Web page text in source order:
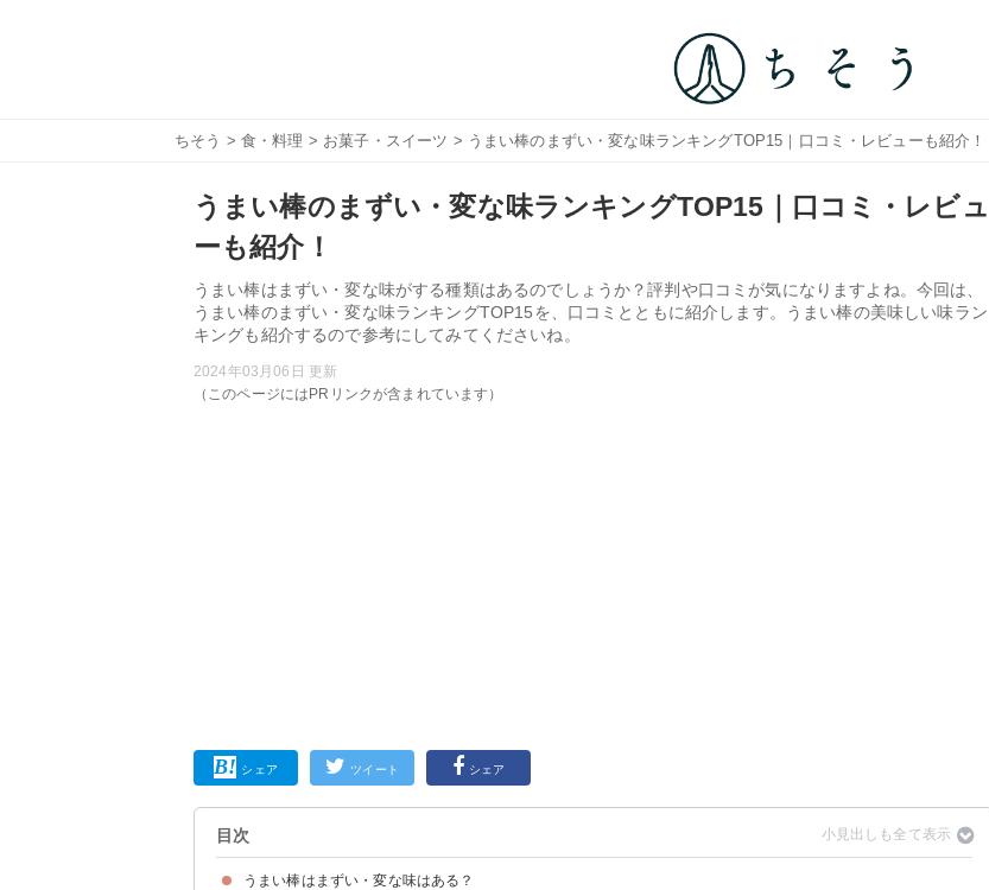
ちそう > 食・料理 > お菓子・スイーツ > うまい棒のまずい・変な味ランキングTOP15｜口コミ・レビューも紹介！
うまい棒のまずい・変な味ランキングTOP15｜口コミ・レビュ
ーも紹介！
うまい棒はまずい・変な味がする種類はあるのでしょうか？評判や口コミが気になりますよね。今回は、
うまい棒のまずい・変な味ランキングTOP15を、口コミとともに紹介します。うまい棒の美味しい味ラン
キングも紹介するので参考にしてみてくださいね。
2024年03月06日 更新
（このページにはPRリンクが含まれています）
シェア ツイート シェア
目次
うまい棒はまずい・変な味はある？